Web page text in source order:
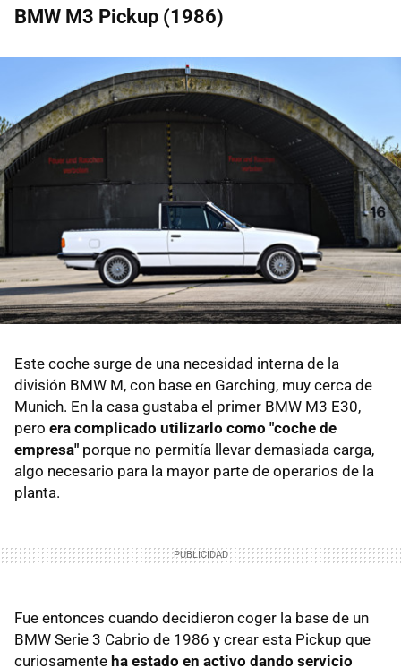
BMW M3 Pickup (1986)
Este coche surge de una necesidad interna de la
división BMW M, con base en Garching, muy cerca de
Munich. En la casa gustaba el primer BMW M3 E30,
pero era complicado utilizarlo como "coche de
empresa" porque no permitía llevar demasiada carga,
algo necesario para la mayor parte de operarios de la
planta.
Fue entonces cuando decidieron coger la base de un
BMW Serie 3 Cabrio de 1986 y crear esta Pickup que
curiosamente ha estado en activo dando servicio